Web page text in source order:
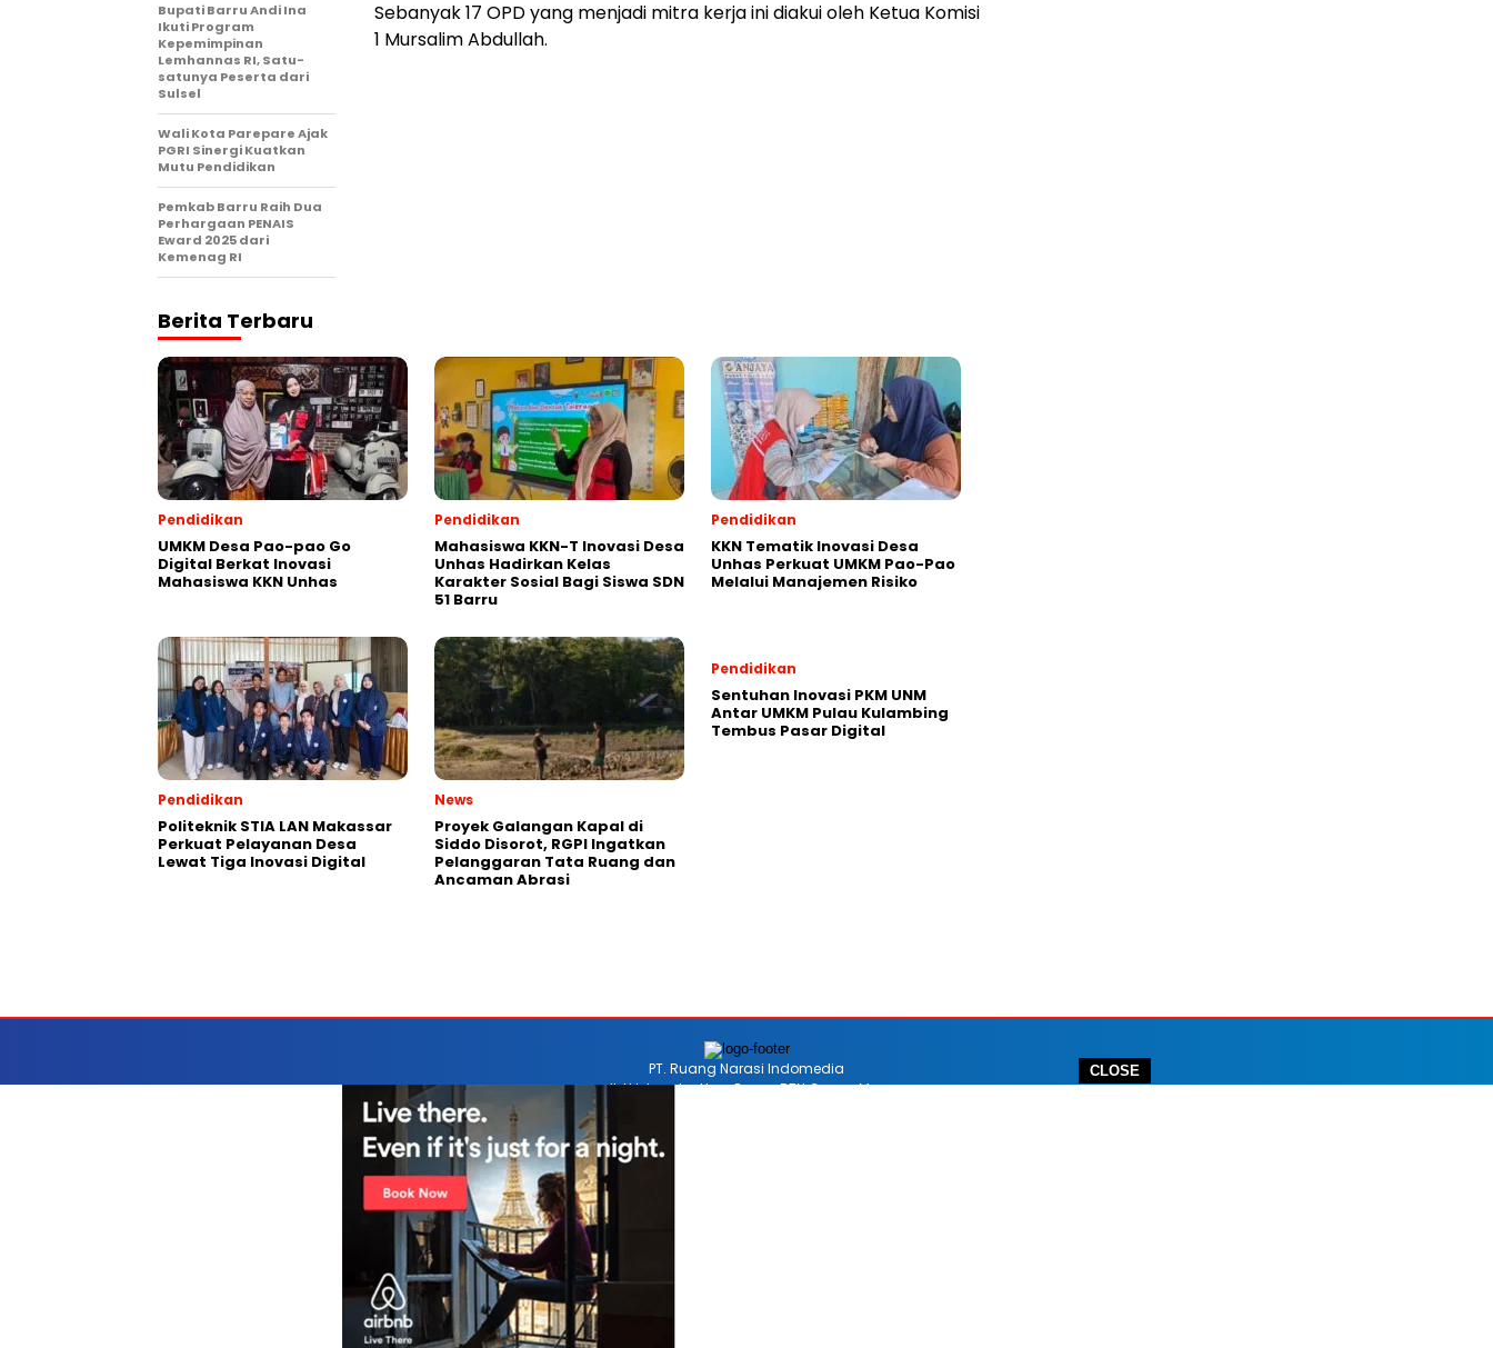
CLOSE
Sebanyak 17 OPD yang menjadi mitra kerja ini diakui oleh Ketua Komisi
1 Mursalim Abdullah.
Bupati Barru Andi Ina
Ikuti Program
Kepemimpinan
Lemhannas RI, Satu-
satunya Peserta dari
Sulsel
Wali Kota Parepare Ajak
PGRI Sinergi Kuatkan
Mutu Pendidikan
Pemkab Barru Raih Dua
Perhargaan PENAIS
Eward 2025 dari
Kemenag RI
Berita Terbaru
Pendidikan
UMKM Desa Pao-pao Go
Digital Berkat Inovasi
Mahasiswa KKN Unhas
Pendidikan
Mahasiswa KKN-T Inovasi Desa
Unhas Hadirkan Kelas
Karakter Sosial Bagi Siswa SDN
51 Barru
Pendidikan
KKN Tematik Inovasi Desa
Unhas Perkuat UMKM Pao-Pao
Melalui Manajemen Risiko
Pendidikan
Politeknik STIA LAN Makassar
Perkuat Pelayanan Desa
Lewat Tiga Inovasi Digital
News
Proyek Galangan Kapal di
Siddo Disorot, RGPI Ingatkan
Pelanggaran Tata Ruang dan
Ancaman Abrasi
Pendidikan
Sentuhan Inovasi PKM UNM
Antar UMKM Pulau Kulambing
Tembus Pasar Digital
PT. Ruang Narasi Indomedia
Jl. H Iskandar Unru Perum BTN Coppo Mas
Telp +62 852-4470-8514
HOME REDAKSI
COPYRIGHT © 2026 NARASISULSEL.ID - ALL RIGHTS RESERVED